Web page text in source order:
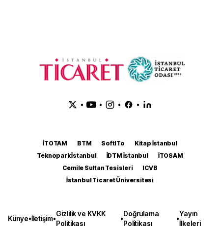
• • • •
İTOTAM BTM SoftITo
Kitap İstanbul
Teknopark İstanbul
İDTM İstanbul
İTOSAM
Cemile Sultan Tesisleri
ICVB
İstanbul Ticaret Üniversitesi
Künye•İletişim•
Gizlilik ve KVKK
Politikası
•
Doğrulama
Politikası
•
Yayın
İlkeleri